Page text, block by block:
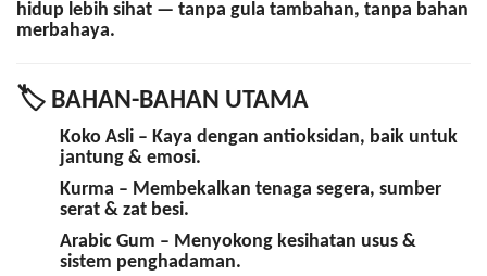
hidup lebih sihat — tanpa gula tambahan, tanpa bahan
merbahaya.
🏷️ BAHAN-BAHAN UTAMA
Koko Asli – Kaya dengan antioksidan, baik untuk
jantung & emosi.
Kurma – Membekalkan tenaga segera, sumber
serat & zat besi.
Arabic Gum – Menyokong kesihatan usus &
sistem penghadaman.